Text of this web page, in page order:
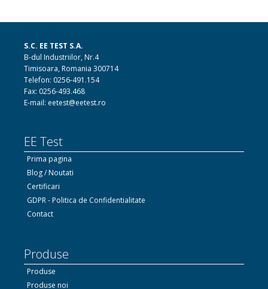
S.C. EE TEST S.A.
B-dul Industriilor, Nr.4
Timisoara, Romania 300714
Telefon: 0256-491.154
Fax: 0256-493.468
E-mail: eetest@eetest.ro
EE Test
Prima pagina
Blog / Noutati
Certificari
GDPR - Politica de Confidentialitate
Contact
Produse
Produse
Produse noi